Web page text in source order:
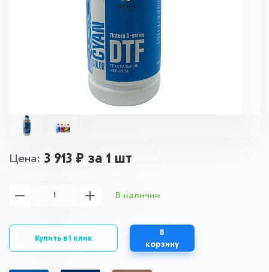
Цена 3 913 ₽ за 1 шт
В наличии
Купить в 1 клик
В
корзину